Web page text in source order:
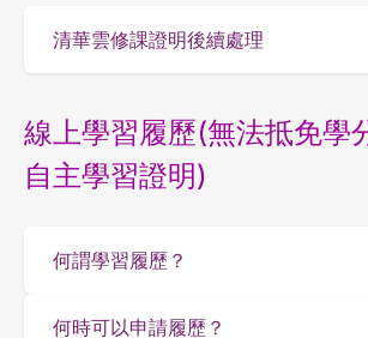
清華雲修課證明後續處理
線上學習履歷(無法抵免學
自主學習證明)
何謂學習履歷？
何時可以申請履歷？